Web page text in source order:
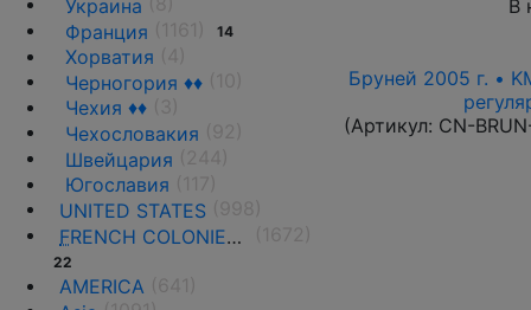
Украина
Франция
14
Хорватия
Черногория ♦♦
Чехия ♦♦
Чехословакия
Швейцария
Югославия
UNITED STATES
FRENCH COLONIES AND THE TERRITORIES
22
AMERICA
В
Бруней 2005 г. •
(Артикул: CN-